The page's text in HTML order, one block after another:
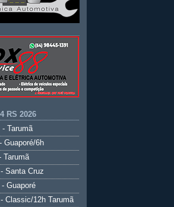
RS 2026
- Tarumã
Guaporé/6h
Tarumã
Santa Cruz
Guaporé
Classic/12h Tarumã